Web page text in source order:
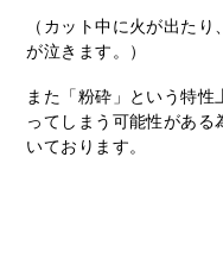
（カット中に火が出た
が泣きます。）
また「粉砕」という特性
ってしまう可能性があ
いております。